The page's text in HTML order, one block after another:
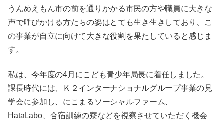
うんめえもん市の前を通りかかる市民の方や職員に大きな
声で呼びかける方たちの姿はとても生き生きしており、こ
の事業が自立に向けて大きな役割を果たしていると感じま
す。
私は、今年度の4月にこども青少年局長に着任しました。
課長時代には、Ｋ２インターナショナルグループ事業の見
学会に参加し、にこまるソーシャルファーム、
HataLabo、合宿訓練の寮などを視察させていただく機会